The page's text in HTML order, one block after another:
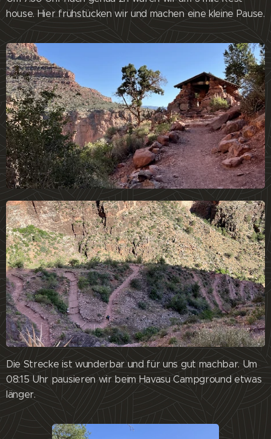
house. Hier frühstücken wir und machen eine kleine Pause.
Die Strecke ist wunderbar und für uns gut machbar. Um
08:15 Uhr pausieren wir beim Havasu Campground etwas
länger.